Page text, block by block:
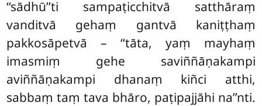
‘‘sādhū’’ti sampaṭicchitvā satthāraṃ
vanditvā gehaṃ gantvā kaniṭṭhaṃ
pakkosāpetvā – ‘‘tāta, yaṃ mayhaṃ
imasmiṃ gehe saviññāṇakampi
aviññāṇakampi dhanaṃ kiñci atthi,
sabbaṃ taṃ tava bhāro, paṭipajjāhi na’’nti.